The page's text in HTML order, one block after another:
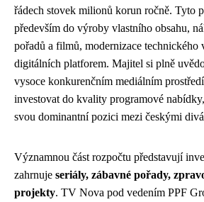
řádech stovek milionů korun ročně. Tyto
především do výroby vlastního obsahu,
pořadů a filmů, modernizace technického
digitálních platforem. Majitel si plně
vysoce konkurenčním mediálním
investovat do kvality programové
svou dominantní pozici mezi českými
Významnou část rozpočtu představují
zahrnuje seriály, zábavné pořady,
projekty. TV Nova pod vedením PPF